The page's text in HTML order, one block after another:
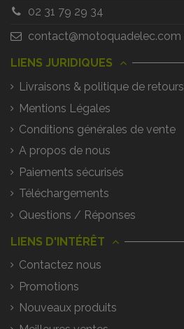
02 31 79 29 34
contact@motoquadelec.com
LIENS JURIDIQUES
Livraisons & politique de retours
Mentions Légales
Conditions générales de vente
A propos de nous
Paiements sécurisés
Téléchargements
Questions / Réponses
LIENS D'INTÉRÊT
Contactez nous
Promotions
Nouveaux produits